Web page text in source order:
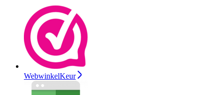
WebwinkelKeur